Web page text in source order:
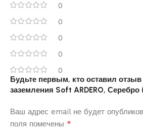
0
0
0
0
0
Будьте первым, кто оставил отзыв
заземления Soft ARDERO, Серебро
Ваш адрес email не будет
поля помечены *